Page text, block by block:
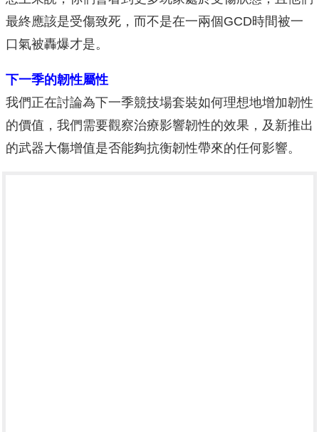
最終應該是受傷致死，而不是在一兩個GCD時間被一
口氣被轟爆才是。
下一季的韌性屬性
我們正在討論為下一季競技場套裝如何理想地增加韌性
的價值，我們需要觀察治療影響韌性的效果，及新推出
的武器大傷增值是否能夠抗衡韌性帶來的任何影響。